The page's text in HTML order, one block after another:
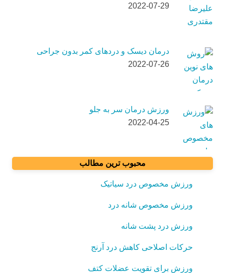
2022-07-29
درمان دیسک و دردهای کمر بدون جراحی
2022-07-26
ورزش درمان سر به جلو
2022-04-25
محبوب ترین مطالب
ورزش مخصوص درد سیاتیک
ورزش مخصوص شانه درد
ورزش درد پشت شانه
حرکات اصلاحی کاهش درد آرنج
ورزش برای تقویت عضلات کتف